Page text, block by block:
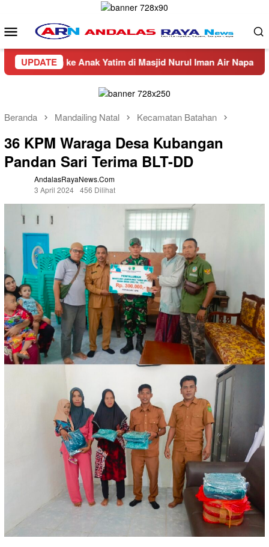
konten
Menu
Mobile
UPDATE
ke Anak Yatim di Masjid Nurul Iman Air Napal
Beranda Mandailing Natal Kecamatan Batahan
36 KPM Waraga Desa Kubangan
Pandan Sari Terima BLT-DD
AndalasRayaNews.com
3 April 2024 456 Dilihat